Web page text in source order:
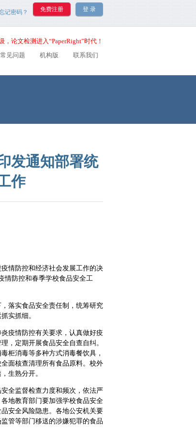
记密码？
，论文检测进入“PaperRight”时代！
常见问题 机构版 联系我们
发通知部署统
作
情防控和经济社会发展工作的决
情防控和春季学校食品安全工
落实食品安全责任制，统筹研究
实抓细。
疫情防控有关要求，认真做好疫
，定期开展食品安全自查自纠。
柜消毒等多种方式消毒餐饮具，
面核查清理所有食品原料。校外
生熟分开。
全监督检查力度和频次，依法严
地教育部门要加强学校食品安全
安全风险隐患。各地公安机关要
管等部门移送的涉嫌犯罪的食品